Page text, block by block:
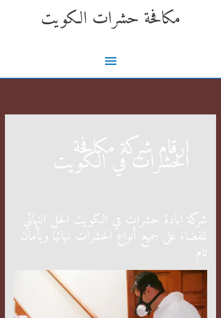
مكافحة حشرات الكويت
القائمة
الرئيسية
ارقام شركة مكافحة
الحشرات في الكويت
شركة ابادة حشرات في الكويت الحل النهائي
للقضاء على جميع أنواع الحشرات نهائيًا وبأمان
تام